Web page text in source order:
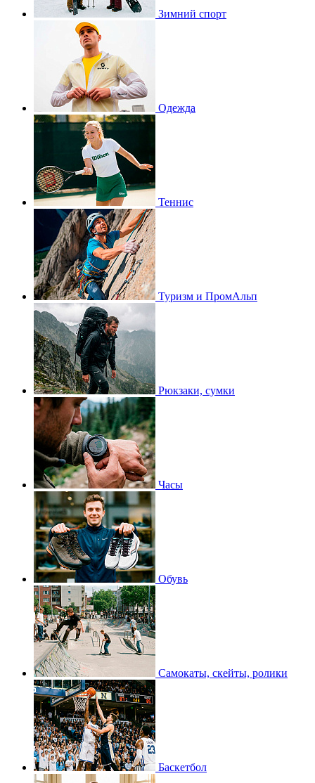
Зимний спорт
Одежда
Теннис
Туризм и ПромАльп
Рюкзаки, сумки
Часы
Обувь
Самокаты, скейты, ролики
Баскетбол